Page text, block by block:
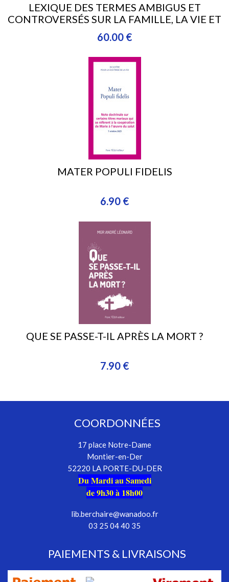
LEXIQUE DES TERMES AMBIGUS ET
CONTROVERSÉS SUR LA FAMILLE, LA VIE ET
LES QUESTIONS ÉTHIQUES
60.00 €
MATER POPULI FIDELIS
6.90 €
QUE SE PASSE-T-IL APRÈS LA MORT ?
7.90 €
COORDONNÉES
17 place Notre-Dame
Montier-en-Der
52220 LA PORTE-DU-DER
Du Mardi au Samedi
de 9h30 à 18h00
lib.berchaire@wanadoo.fr
03 25 04 40 35
PAIEMENTS & LIVRAISONS